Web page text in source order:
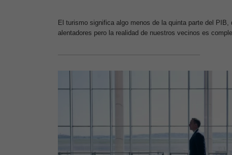
El turismo significa algo menos de la quinta parte del
alentadores pero la realidad de nuestros vecinos es